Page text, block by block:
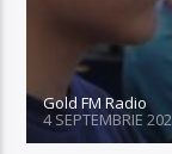
Gold FM Radio
4 SEPTEMBRIE